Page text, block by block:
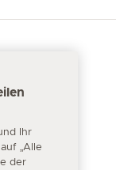
Ihr
„Alle
der